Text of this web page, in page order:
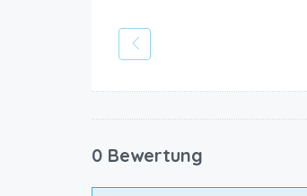
0 Bewertung